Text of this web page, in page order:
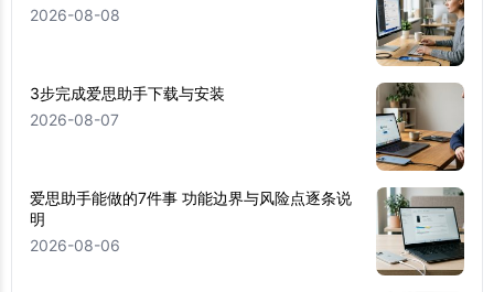
2026-08-08
3步完成爱思助手下载与安装
2026-08-07
爱思助手能做的7件事 功能边界与风险点逐条说
明
2026-08-06